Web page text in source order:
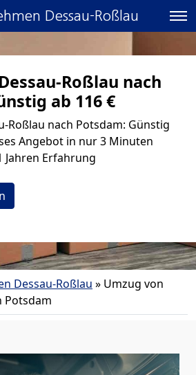
Dessau-Roßlau
Roßlau nach
ab 116 €
Roßlau nach Potsdam: Günstig
Angebot in nur 3 Minuten
Erfahrung
Dessau-Roßlau » Umzug von
Potsdam